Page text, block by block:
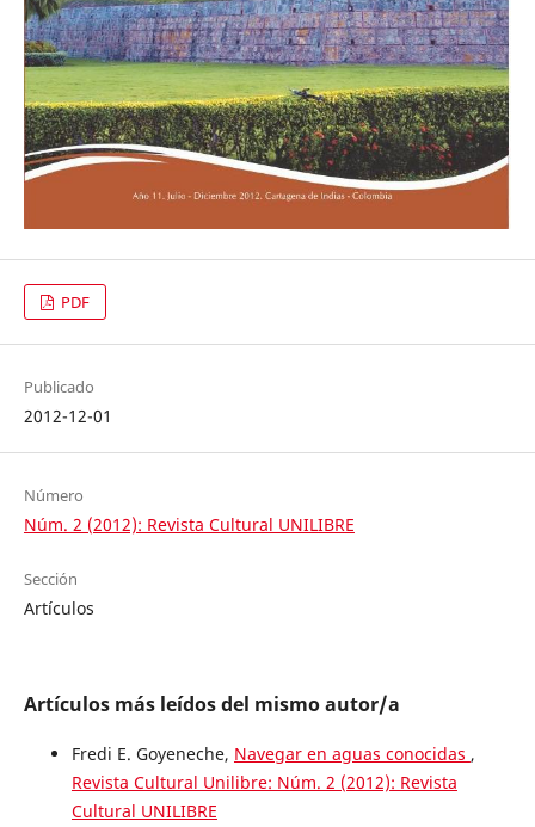
PDF
Publicado
2012-12-01
Número
Núm. 2 (2012): Revista Cultural UNILIBRE
Sección
Artículos
Artículos más leídos del mismo autor/a
Fredi E. Goyeneche, Navegar en aguas conocidas ,
Revista Cultural Unilibre: Núm. 2 (2012): Revista
Cultural UNILIBRE